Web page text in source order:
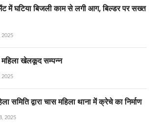
में घटिया बिजली काम से लगी आग, बिल्डर पर सख्त
2025
खेलकूद सम्पन्न
2025
समिति द्वारा चास महिला थाना में क्रेचे का निर्माण
2025